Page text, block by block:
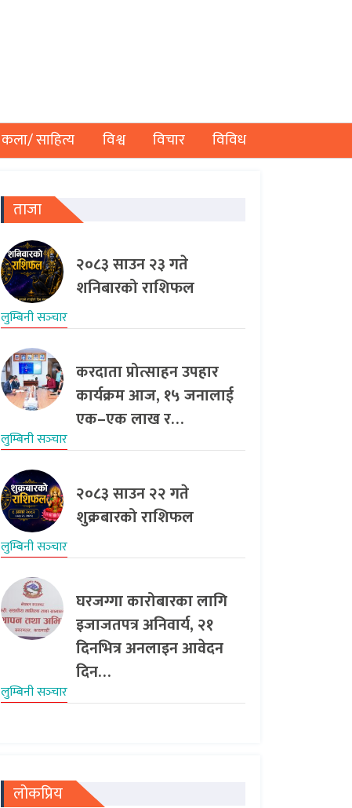
कला/ साहित्य विश्व विचार विविध
ताजा
२०८३ साउन २३ गते
शनिबारको राशिफल
लुम्बिनी सञ्‍चार
करदाता प्रोत्साहन उपहार
कार्यक्रम आज, १५ जनालाई
एक–एक लाख र…
लुम्बिनी सञ्‍चार
२०८३ साउन २२ गते
शुक्रबारको राशिफल
लुम्बिनी सञ्‍चार
घरजग्गा कारोबारका लागि
इजाजतपत्र अनिवार्य, २१
दिनभित्र अनलाइन आवेदन
दिन…
लुम्बिनी सञ्‍चार
लोकप्रिय